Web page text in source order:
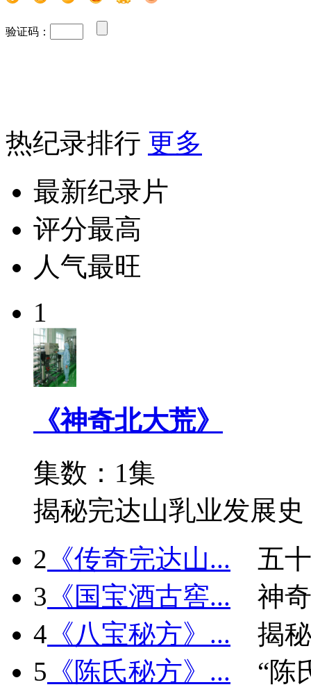
验证码：
热纪录排行 更多
最新纪录片
评分最高
人气最旺
1
《神奇北大荒》
集数：1集
揭秘完达山乳业发展史
2 《传奇完达山...
五
3 《国宝酒古窖...
神
4 《八宝秘方》...
揭
5 《陈氏秘方》...
“陈